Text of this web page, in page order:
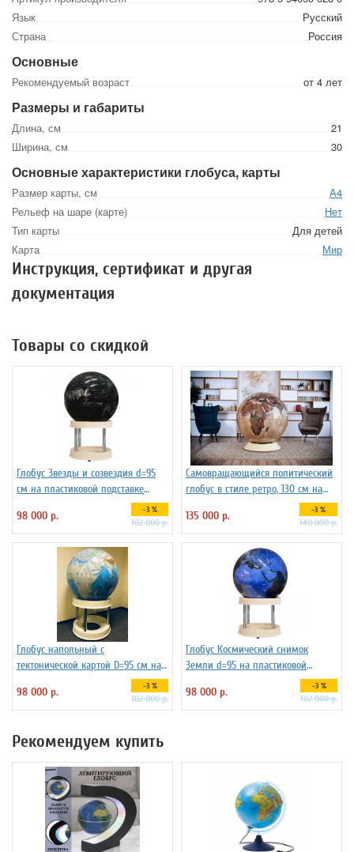
Язык
Русский
Страна
Россия
Основные
Рекомендуемый возраст от 4 лет
Размеры и габариты
Длина, см
21
Ширина, см
30
Основные характеристики глобуса, карты
Размер карты, см
А4
Рельеф на шаре (карте)
Нет
Тип карты
Для детей
Карта
Мир
Инструкция, сертификат и другая
документация
Товары со скидкой
Глобус Звезды и созвездия d=95
см на пластиковой подставке
98 000 р. -3 %
102 000 р.
Самовращающийся политический
глобус в стиле ретро, 130 см на
135 000 р. -3 %
140 000 р.
Глобус напольный с
тектонической картой D=95 см на
98 000 р. -3 %
102 000 р.
Глобус Космический снимок
Земли d=95 на пластиковой
98 000 р. -3 %
102 000 р.
Рекомендуем купить